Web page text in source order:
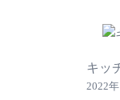
キッ
2022